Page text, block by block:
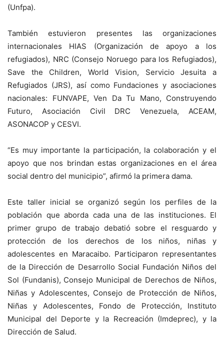
(Unfpa).
También estuvieron presentes las organizaciones
internacionales HIAS (Organización de apoyo a los
refugiados), NRC (Consejo Noruego para los Refugiados),
Save the Children, World Vision, Servicio Jesuita a
Refugiados (JRS), así como Fundaciones y asociaciones
nacionales: FUNVAPE, Ven Da Tu Mano, Construyendo
Futuro, Asociación Civil DRC Venezuela, ACEAM,
ASONACOP y CESVI.
“Es muy importante la participación, la colaboración y el
apoyo que nos brindan estas organizaciones en el área
social dentro del municipio”, afirmó la primera dama.
Este taller inicial se organizó según los perfiles de la
población que aborda cada una de las instituciones. El
primer grupo de trabajo debatió sobre el resguardo y
protección de los derechos de los niños, niñas y
adolescentes en Maracaibo. Participaron representantes
de la Dirección de Desarrollo Social Fundación Niños del
Sol (Fundanis), Consejo Municipal de Derechos de Niños,
Niñas y Adolescentes, Consejo de Protección de Niños,
Niñas y Adolescentes, Fondo de Protección, Instituto
Municipal del Deporte y la Recreación (Imdeprec), y la
Dirección de Salud.